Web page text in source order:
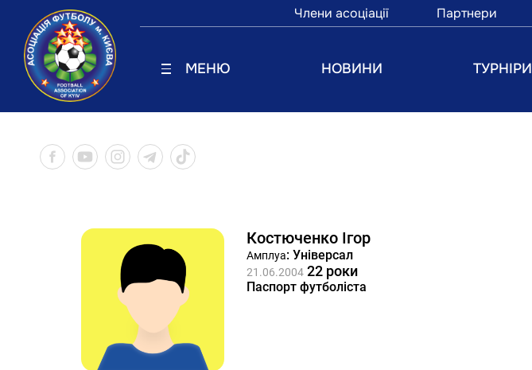
Члени асоціації Партнери
МЕНЮ НОВИНИ ТУРНІРИ
Костюченко Ігор
Амплуа: Універсал
21.06.2004 22 роки
Паспорт футболіста